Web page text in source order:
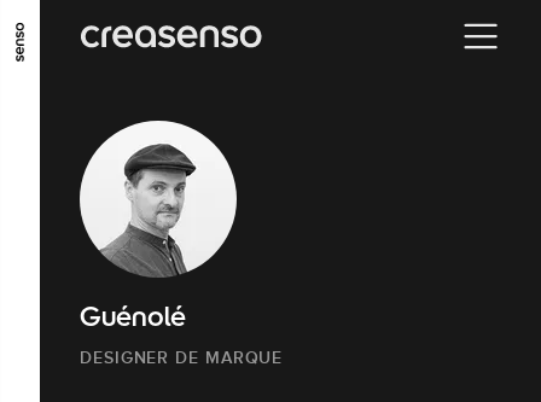
ALLER AU CONTENU PRINCIPAL
ALLER EN BAS DE PAGE
Guénolé
DESIGNER DE MARQUE